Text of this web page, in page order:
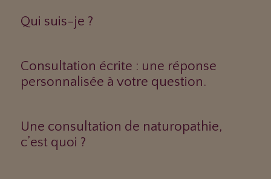
Qui suis-je ?
Consultation écrite : une réponse
personnalisée à votre question.
Une consultation de naturopathie,
c’est quoi ?